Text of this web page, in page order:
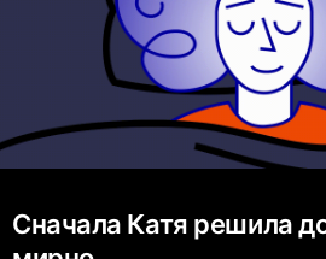
Сначала Катя решила